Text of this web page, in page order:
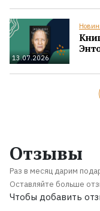
13.07.2026
Отзывы
Раз в месяц дарим
Оставляйте больше
Чтобы добавить